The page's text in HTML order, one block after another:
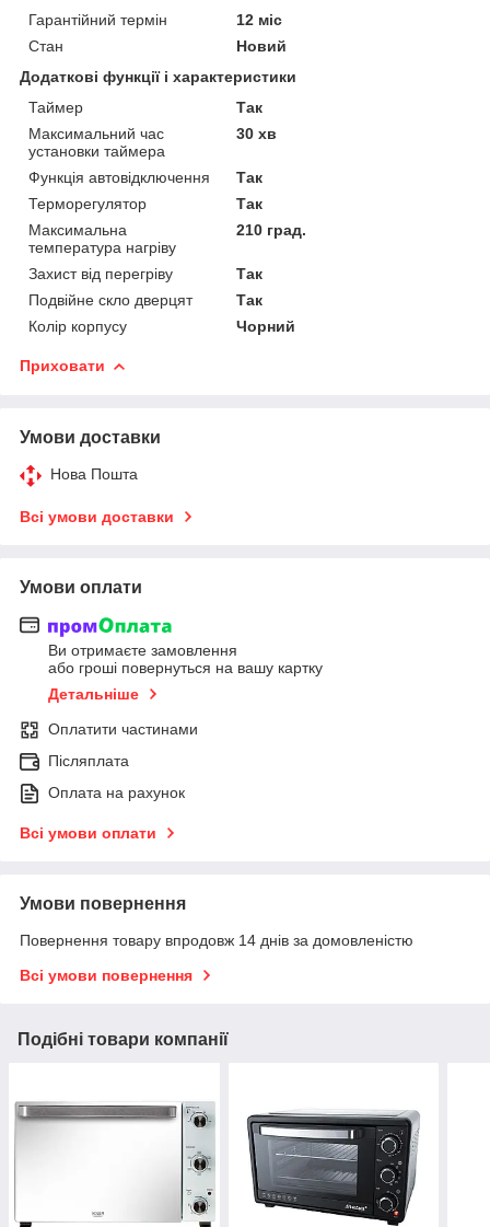
Гарантійний термін
12 міс
Стан
Новий
Додаткові функції і характеристики
Таймер
Так
Максимальний час
установки таймера
30 хв
Функція автовідключення
Так
Терморегулятор
Так
Максимальна
температура нагріву
210 град.
Захист від перегріву
Так
Подвійне скло дверцят
Так
Колір корпусу
Чорний
Приховати
Умови доставки
Нова Пошта
Всі умови доставки
Умови оплати
Ви отримаєте замовлення
або гроші повернуться на вашу картку
Детальніше
Оплатити частинами
Післяплата
Оплата на рахунок
Всі умови оплати
Умови повернення
Повернення товару впродовж 14 днів за домовленістю
Всі умови повернення
Подібні товари компанії